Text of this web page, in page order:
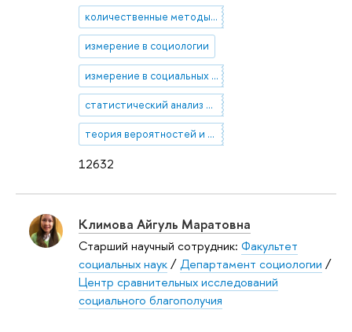
12632
количественные методы исследования
измерение в социологии
измерение в социальных науках
статистический анализ данных
теория вероятностей и математическая статистика
Климова Айгуль Маратовна
Старший научный сотрудник: Факультет
социальных наук/Департамент социологии /
Центр сравнительных исследований
социального благополучия